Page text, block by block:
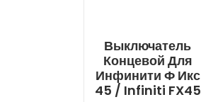
Выключатель
Концевой Для
Инфинити Ф Икс
45 / Infiniti FX45